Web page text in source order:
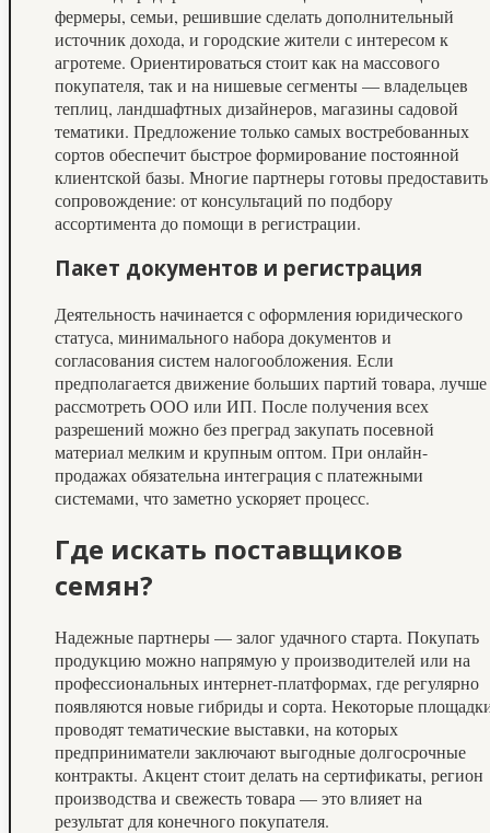
фермеры, семьи, решившие сделать дополнительный
источник дохода, и городские жители с интересом к
агротеме. Ориентироваться стоит как на массового
покупателя, так и на нишевые сегменты — владельцев
теплиц, ландшафтных дизайнеров, магазины садовой
тематики. Предложение только самых востребованных
сортов обеспечит быстрое формирование постоянной
клиентской базы. Многие партнеры готовы предоставить
сопровождение: от консультаций по подбору
ассортимента до помощи в регистрации.
Пакет документов и регистрация
Деятельность начинается с оформления юридического
статуса, минимального набора документов и
согласования систем налогообложения. Если
предполагается движение больших партий товара, лучше
рассмотреть ООО или ИП. После получения всех
разрешений можно без преград закупать посевной
материал мелким и крупным оптом. При онлайн-
продажах обязательна интеграция с платежными
системами, что заметно ускоряет процесс.
Где искать поставщиков
семян?
Надежные партнеры — залог удачного старта. Покупать
продукцию можно напрямую у производителей или на
профессиональных интернет-платформах, где регулярно
появляются новые гибриды и сорта. Некоторые
проводят тематические выставки, на которых
предприниматели заключают выгодные долгосрочные
контракты. Акцент стоит делать на сертификаты, регион
производства и свежесть товара — это влияет на
результат для конечного покупателя.